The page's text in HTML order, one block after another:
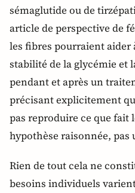
sémaglutide ou de
article de perspective de
les fibres pourraient aider
stabilité de la glycémie et
pendant et après un
précisant explicitement
pas reproduire ce que fait
hypothèse raisonnée, pas
Rien de tout cela ne
besoins individuels